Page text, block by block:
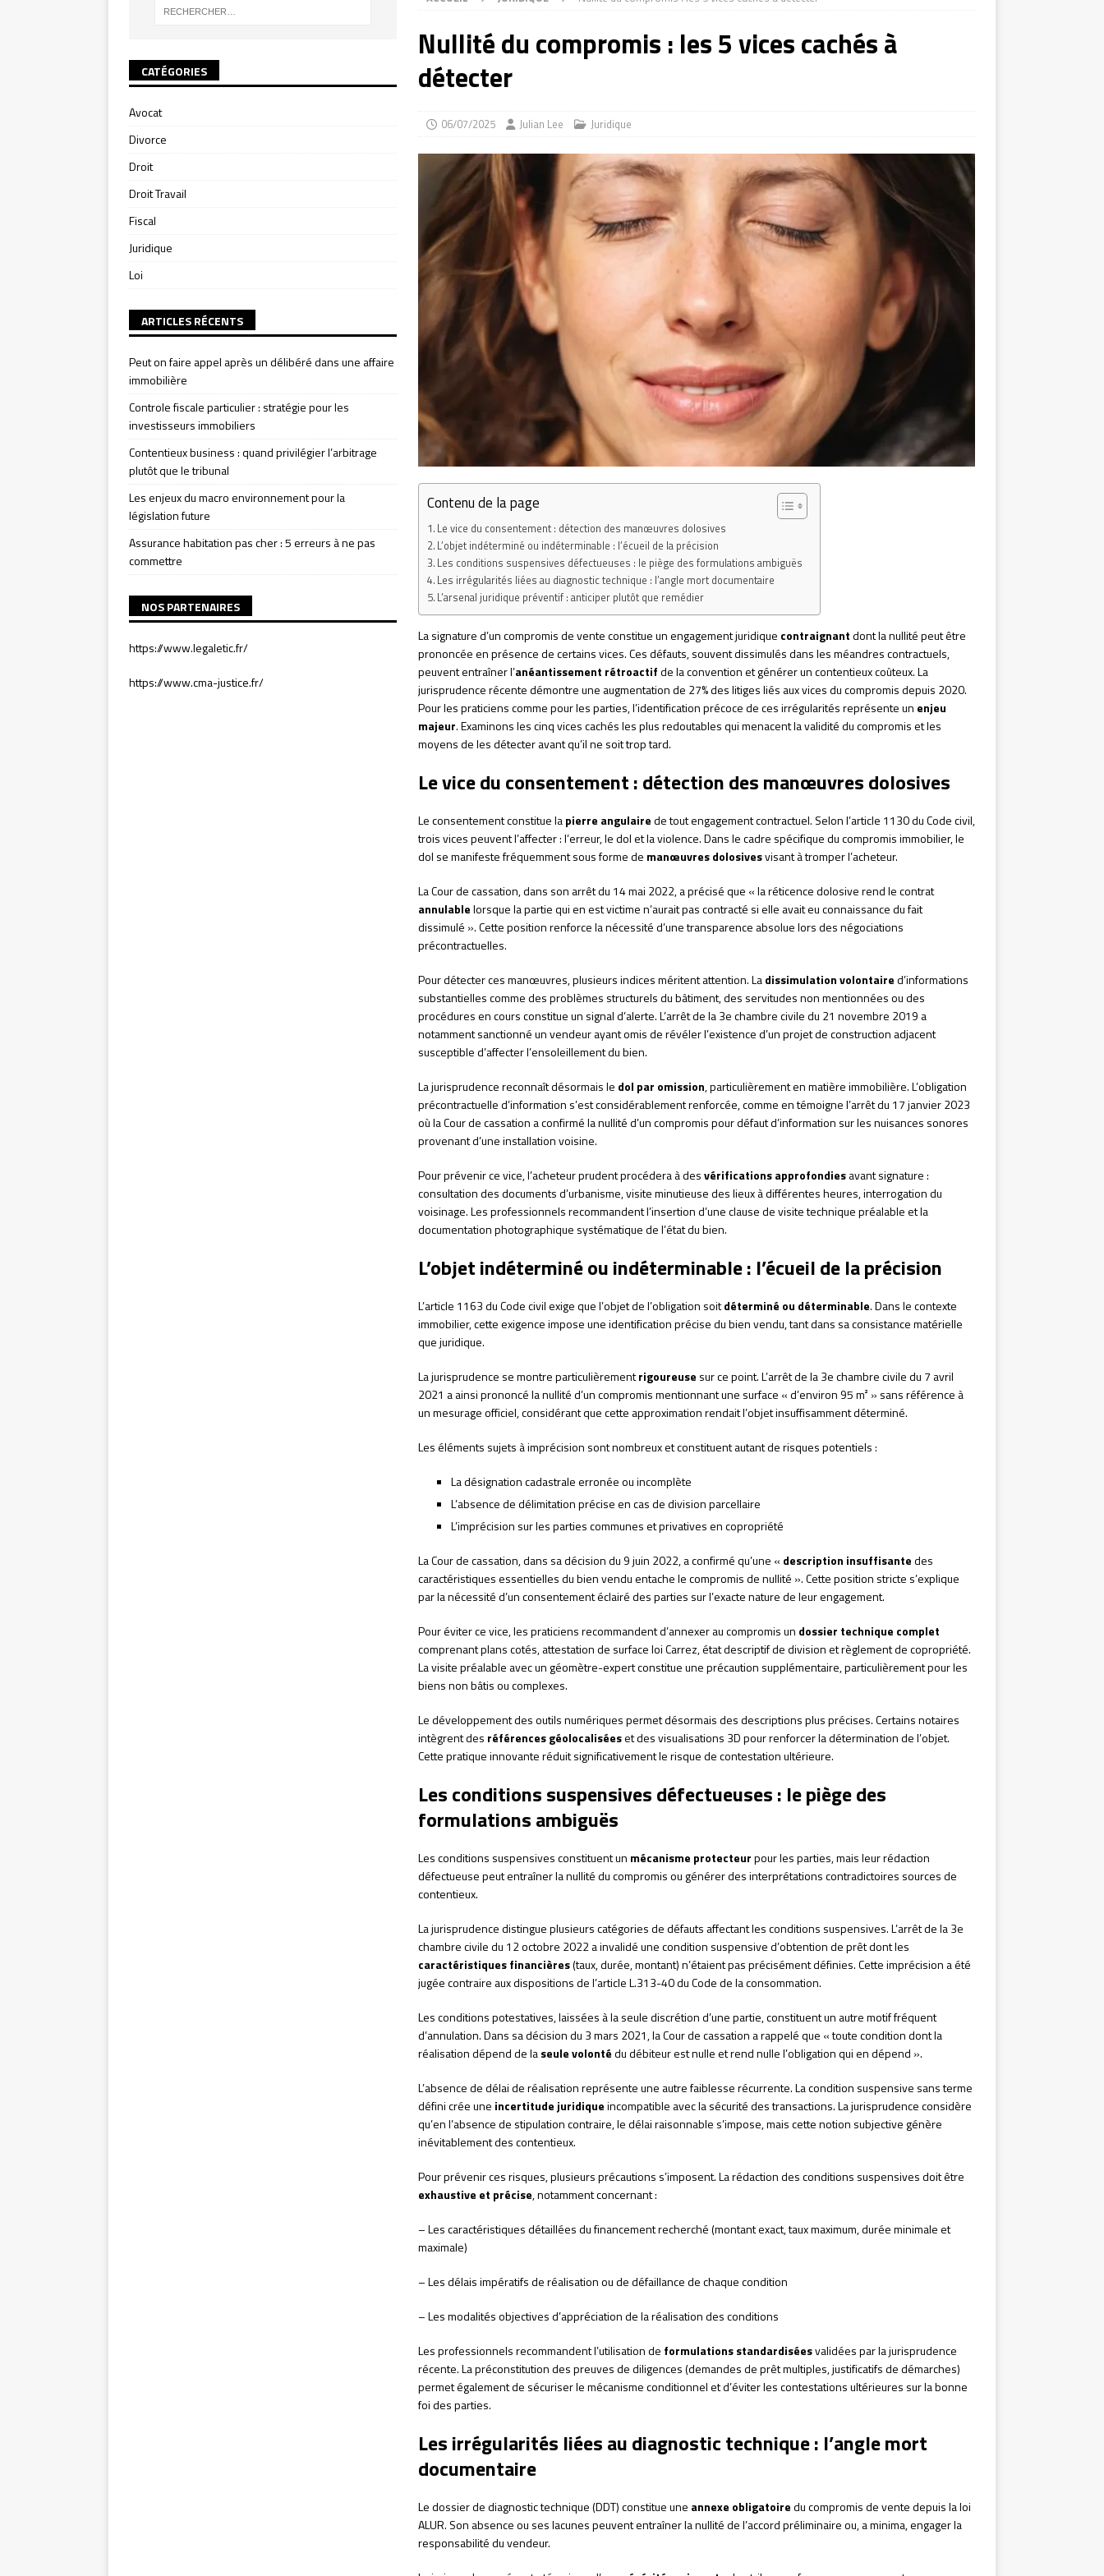
Nullité du compromis : les 5 vices cachés à
détecter
06/07/2025 Julian Lee Juridique
Contenu de la page
Le vice du consentement : détection des manœuvres dolosives
L’objet indéterminé ou indéterminable : l’écueil de la précision
Les conditions suspensives défectueuses : le piège des formulations ambiguës
Les irrégularités liées au diagnostic technique : l’angle mort documentaire
L’arsenal juridique préventif : anticiper plutôt que remédier
La signature d’un compromis de vente constitue un engagement juridique contraignantdont la nullité peut être
prononcée en présence de certains vices. Ces défauts, souvent dissimulés dans les méandres contractuels,
peuvent entraîner l’anéantissement rétroactifde la convention et générer un contentieux coûteux. La
jurisprudence récente démontre une augmentation de 27% des litiges liés aux vices du compromis depuis 2020.
Pour les praticiens comme pour les parties, l’identification précoce de ces irrégularités représente un enjeu
majeur. Examinons les cinq vices cachés les plus redoutables qui menacent la validité du compromis et les
moyens de les détecter avant qu’il ne soit trop tard.
Le vice du consentement : détection des manœuvres dolosives
Le consentement constitue lapierre angulairede tout engagement contractuel. Selon l’article 1130 du Code civil,
trois vices peuvent l’affecter : l’erreur, le dol et la violence. Dans le cadre spécifique du compromis immobilier, le
dol se manifeste fréquemment sous forme de manœuvres dolosivesvisant à tromper l’acheteur.
La Cour de cassation, dans son arrêt du 14 mai 2022, a précisé que « la réticence dolosive rend le contrat
annulablelorsque la partie qui en est victime n’aurait pas contracté si elle avait eu connaissance du fait
dissimulé ». Cette position renforce la nécessité d’une transparence absolue lors des négociations
précontractuelles.
Pour détecter ces manœuvres, plusieurs indices méritent attention. Ladissimulation volontaired’informations
substantielles comme des problèmes structurels du bâtiment, des servitudes non mentionnées ou des
procédures en cours constitue un signal d’alerte. L’arrêt de la 3e chambre civile du 21 novembre 2019 a
notamment sanctionné un vendeur ayant omis de révéler l’existence d’un projet de construction adjacent
susceptible d’affecter l’ensoleillement du bien.
La jurisprudence reconnaît désormais le dol par omission, particulièrement en matière immobilière. L’obligation
précontractuelle d’information s’est considérablement renforcée, comme en témoigne l’arrêt du 17 janvier 2023
où la Cour de cassation a confirmé la nullité d’un compromis pour défaut d’information sur les nuisances sonores
provenant d’une installation voisine.
Pour prévenir ce vice, l’acheteur prudent procédera à desvérifications approfondiesavant signature :
consultation des documents d’urbanisme, visite minutieuse des lieux à différentes heures, interrogation du
voisinage. Les professionnels recommandent l’insertion d’une clause de visite technique préalable et la
documentation photographique systématique de l’état du bien.
L’objet indéterminé ou indéterminable : l’écueil de la précision
L’article 1163 du Code civil exige que l’objet de l’obligation soitdéterminé ou déterminable. Dans le contexte
immobilier, cette exigence impose une identification précise du bien vendu, tant dans sa consistance matérielle
que juridique.
La jurisprudence se montre particulièrementrigoureuse sur ce point. L’arrêt de la 3e chambre civile du 7 avril
2021 a ainsi prononcé la nullité d’un compromis mentionnant une surface « d’environ 95 m² » sans référence à
un mesurage officiel, considérant que cette approximation rendait l’objet insuffisamment déterminé.
Les éléments sujets à imprécision sont nombreux et constituent autant de risques potentiels :
La désignation cadastrale erronée ou incomplète
L’absence de délimitation précise en cas de division parcellaire
L’imprécision sur les parties communes et privatives en copropriété
La Cour de cassation, dans sa décision du 9 juin 2022, a confirmé qu’une « description insuffisantedes
caractéristiques essentielles du bien vendu entache le compromis de nullité ». Cette position stricte s’explique
par la nécessité d’un consentement éclairé des parties sur l’exacte nature de leur engagement.
Pour éviter ce vice, les praticiens recommandent d’annexer au compromis un dossier technique complet
comprenant plans cotés, attestation de surface loi Carrez, état descriptif de division et règlement de copropriété.
La visite préalable avec un géomètre-expert constitue une précaution supplémentaire, particulièrement pour les
biens non bâtis ou complexes.
Le développement des outils numériques permet désormais des descriptions plus précises. Certains notaires
intègrent des références géolocaliséeset des visualisations 3D pour renforcer la détermination de l’objet.
Cette pratique innovante réduit significativement le risque de contestation ultérieure.
Les conditions suspensives défectueuses : le piège des
formulations ambiguës
Les conditions suspensives constituent un mécanisme protecteurpour les parties, mais leur rédaction
défectueuse peut entraîner la nullité du compromis ou générer des interprétations contradictoires sources de
contentieux.
La jurisprudence distingue plusieurs catégories de défauts affectant les conditions suspensives. L’arrêt de la 3e
chambre civile du 12 octobre 2022 a invalidé une condition suspensive d’obtention de prêt dont les
caractéristiques financières(taux, durée, montant) n’étaient pas précisément définies. Cette imprécision a été
jugée contraire aux dispositions de l’article L.313-40 du Code de la consommation.
Les conditions potestatives, laissées à la seule discrétion d’une partie, constituent un autre motif fréquent
d’annulation. Dans sa décision du 3 mars 2021, la Cour de cassation a rappelé que « toute condition dont la
réalisation dépend de laseule volontédu débiteur est nulle et rend nulle l’obligation qui en dépend ».
L’absence de délai de réalisation représente une autre faiblesse récurrente. La condition suspensive sans terme
défini crée une incertitude juridiqueincompatible avec la sécurité des transactions. La jurisprudence considère
qu’en l’absence de stipulation contraire, le délai raisonnable s’impose, mais cette notion subjective génère
inévitablement des contentieux.
Pour prévenir ces risques, plusieurs précautions s’imposent. La rédaction des conditions suspensives doit être
exhaustive et précise, notamment concernant :
– Les caractéristiques détaillées du financement recherché (montant exact, taux maximum, durée minimale et
maximale)
– Les délais impératifs de réalisation ou de défaillance de chaque condition
– Les modalités objectives d’appréciation de la réalisation des conditions
Les professionnels recommandent l’utilisation de formulations standardiséesvalidées par la jurisprudence
récente. La préconstitution des preuves de diligences (demandes de prêt multiples, justificatifs de démarches)
permet également de sécuriser le mécanisme conditionnel et d’éviter les contestations ultérieures sur la bonne
foi des parties.
Les irrégularités liées au diagnostic technique : l’angle mort
documentaire
Le dossier de diagnostic technique (DDT) constitue une annexe obligatoiredu compromis de vente depuis la loi
ALUR. Son absence ou ses lacunes peuvent entraîner la nullité de l’accord préliminaire ou, a minima, engager la
responsabilité du vendeur.
CATÉGORIES
Avocat
Divorce
Droit
Droit Travail
Fiscal
Juridique
Loi
ARTICLES RÉCENTS
Peut on faire appel après un délibéré dans une affaire
immobilière
Controle fiscale particulier : stratégie pour les
investisseurs immobiliers
Contentieux business : quand privilégier l’arbitrage
plutôt que le tribunal
Les enjeux du macro environnement pour la
législation future
Assurance habitation pas cher : 5 erreurs à ne pas
commettre
NOS PARTENAIRES
https://www.legaletic.fr/
https://www.cma-justice.fr/